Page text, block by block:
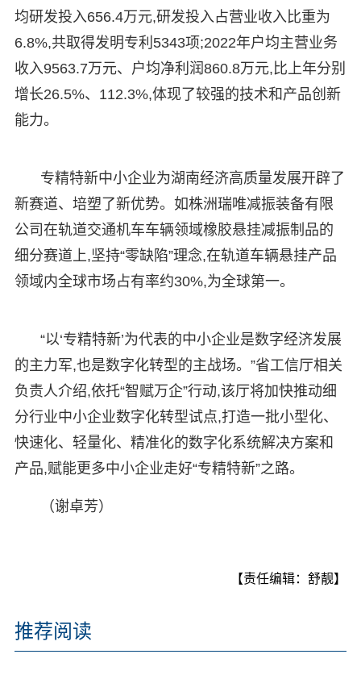
均研发投入656.4万元,研发投入占营业收入比重为
6.8%,共取得发明专利5343项;2022年户均主营业务
收入9563.7万元、户均净利润860.8万元,比上年分别
增长26.5%、112.3%,体现了较强的技术和产品创新
能力。
专精特新中小企业为湖南经济高质量发展开辟了
新赛道、培塑了新优势。如株洲瑞唯减振装备有限
公司在轨道交通机车车辆领域橡胶悬挂减振制品的
细分赛道上,坚持“零缺陷”理念,在轨道车辆悬挂产品
领域内全球市场占有率约30%,为全球第一。
“以‘专精特新’为代表的中小企业是数字经济发展
的主力军,也是数字化转型的主战场。”省工信厅相关
负责人介绍,依托“智赋万企”行动,该厅将加快推动细
分行业中小企业数字化转型试点,打造一批小型化、
快速化、轻量化、精准化的数字化系统解决方案和
产品,赋能更多中小企业走好“专精特新”之路。
（谢卓芳）
【责任编辑：舒靓】
推荐阅读